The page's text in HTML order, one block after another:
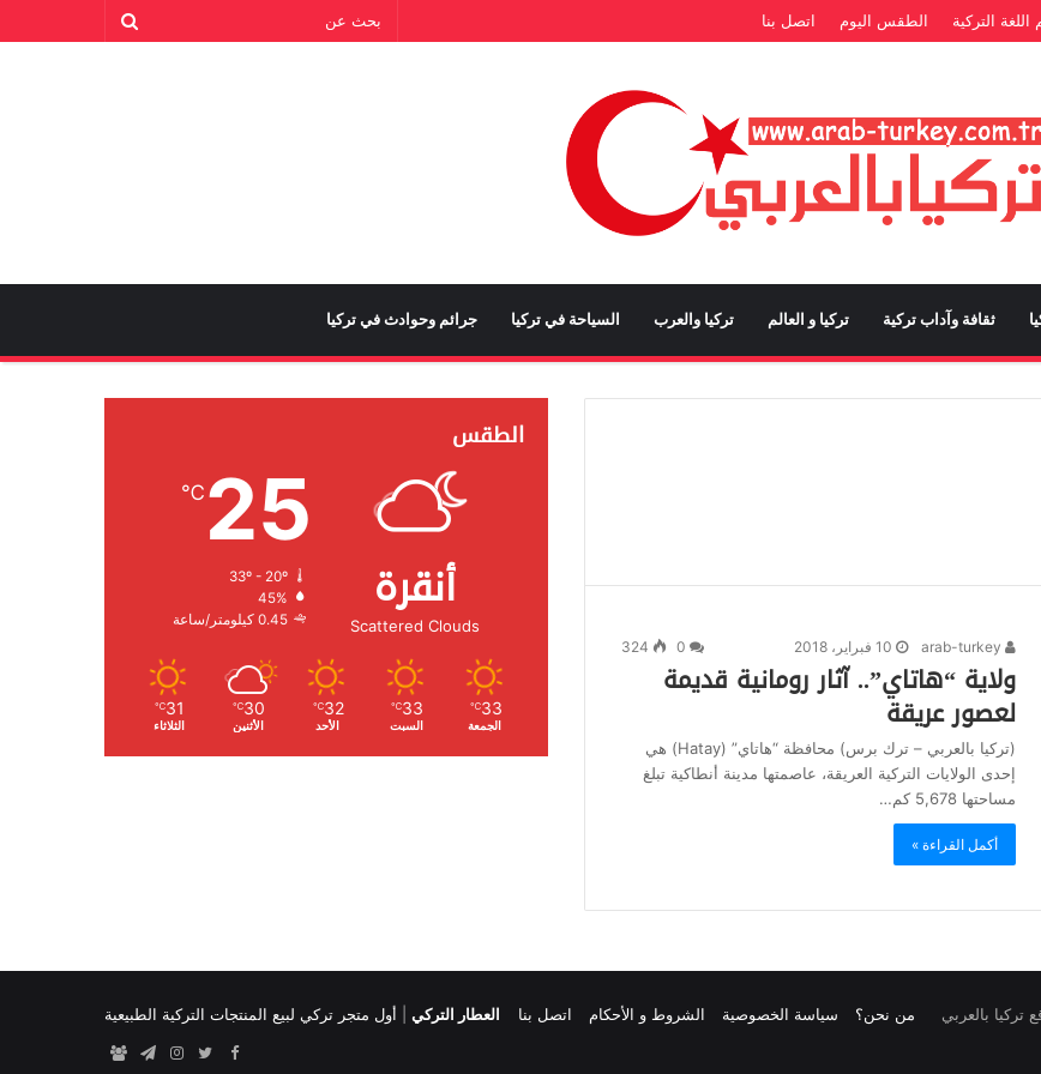
اللغة التركية الطقس اليوم اتصل بنا
ثقافة وآداب تركية تركيا و العالم تركيا والعرب السياحة في تركيا جرائم وحوادث في تركيا
10 فبراير، 2018 324
ولاية “هاتاي”.. آثار رومانية قديمة
لعصور عريقة
(تركيا بالعربي – ترك برس) محافظة “هاتاي” (Hatay) هي
إحدى الولايات التركية العريقة، عاصمتها مدينة أنطاكية تبلغ
مساحتها 5,678 كم…
أكمل القراءة »
الطقس
أنقرة
Scattered Clouds
25
℃
33º - 20º
الرطوبة:
الرياح:0.45 كيلومتر/ساعة
33
℃
الجمعة
33
℃
السبت
32
℃
الأحد
30
℃
الأثنين
31
℃
الثلاثاء
العطار التركي أول متجر تركي لبيع المنتجات التركية الطبيعية من نحن؟ سياسة الخصوصية الشروط و الأحكام اتصل بنا